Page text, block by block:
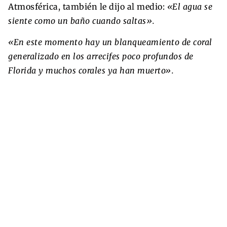
Atmosférica, también le dijo al medio: «El agua se
siente como un baño cuando saltas».
«En este momento hay un blanqueamiento de coral
generalizado en los arrecifes poco profundos de
Florida y muchos corales ya han muerto».